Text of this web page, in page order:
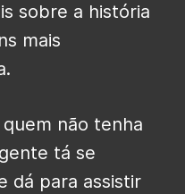
sobre a história
mais
não tenha
tá se
dá para assistir